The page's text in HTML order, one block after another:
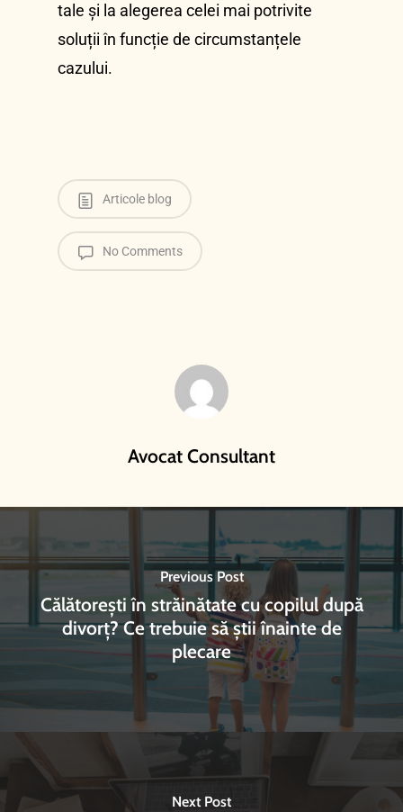
tale și la alegerea celei mai potrivite
soluții în funcție de circumstanțele
cazului.
Articole blog
No Comments
Avocat Consultant
Previous Post
Călătorești în străinătate cu copilul după
divorț? Ce trebuie să știi înainte de
plecare
Next Post